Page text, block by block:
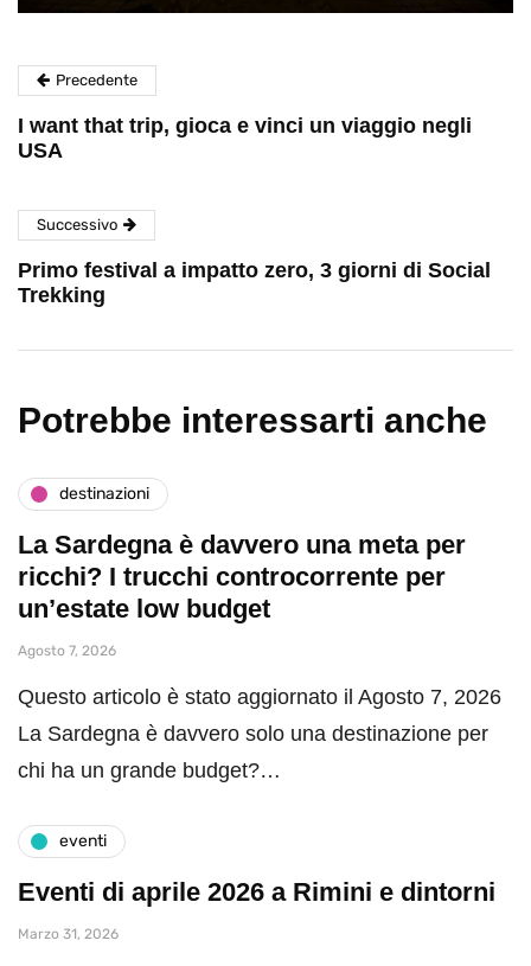
Precedente
I want that trip, gioca e vinci un viaggio negli
USA
Successivo
Primo festival a impatto zero, 3 giorni di Social
Trekking
Potrebbe interessarti anche
destinazioni
La Sardegna è davvero una meta per
ricchi? I trucchi controcorrente per
un’estate low budget
Agosto 7, 2026
Questo articolo è stato aggiornato il Agosto 7, 2026
La Sardegna è davvero solo una destinazione per
chi ha un grande budget?…
eventi
Eventi di aprile 2026 a Rimini e dintorni
Marzo 31, 2026